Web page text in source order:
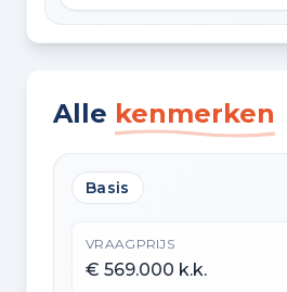
Alle kenmerken
Basis
VRAAGPRIJS
€ 569.000 k.k.